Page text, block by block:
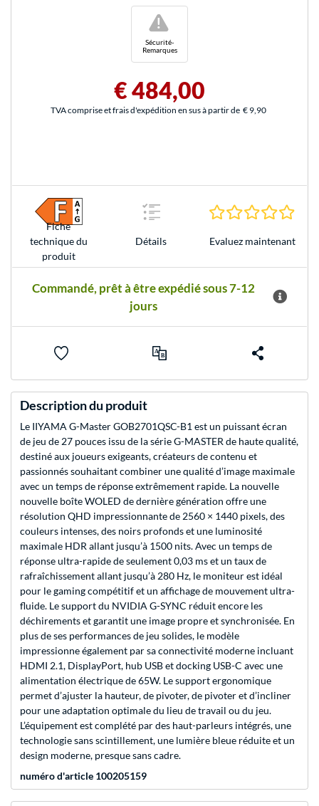
Sécurité-
Remarques
!
€ 484,00
TVA comprise et frais d'expédition en sus à partir de € 9,90
Fiche
technique du
produit
Détails Evaluez maintenant
Commandé, prêt à être expédié sous 7-12
jours
Description du produit
Le IIYAMA G-Master GOB2701QSC-B1 est un puissant écran
de jeu de 27 pouces issu de la série G-MASTER de haute qualité,
destiné aux joueurs exigeants, créateurs de contenu et
passionnés souhaitant combiner une qualité d’image maximale
avec un temps de réponse extrêmement rapide. La nouvelle
nouvelle boîte WOLED de dernière génération offre une
résolution QHD impressionnante de 2560 × 1440 pixels, des
couleurs intenses, des noirs profonds et une luminosité
maximale HDR allant jusqu’à 1500 nits. Avec un temps de
réponse ultra-rapide de seulement 0,03 ms et un taux de
rafraîchissement allant jusqu’à 280 Hz, le moniteur est idéal
pour le gaming compétitif et un affichage de mouvement ultra-
fluide. Le support du NVIDIA G-SYNC réduit encore les
déchirements et garantit une image propre et synchronisée. En
plus de ses performances de jeu solides, le modèle
impressionne également par sa connectivité moderne incluant
HDMI 2.1, DisplayPort, hub USB et docking USB-C avec une
alimentation électrique de 65W. Le support ergonomique
permet d’ajuster la hauteur, de pivoter, de pivoter et d’incliner
pour une adaptation optimale du lieu de travail ou du jeu.
L’équipement est complété par des haut-parleurs intégrés, une
technologie sans scintillement, une lumière bleue réduite et un
design moderne, presque sans cadre.
numéro d'article 100205159